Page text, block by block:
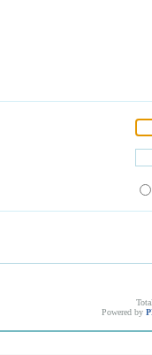
Powered by